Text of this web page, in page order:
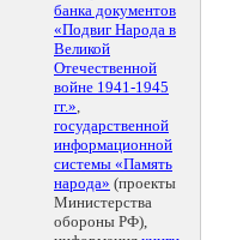
банка документов
«Подвиг Народа в
Великой
Отечественной
войне 1941-1945
гг.»,
государственной
информационной
системы «Память
народа» (проекты
Министерства
обороны РФ),